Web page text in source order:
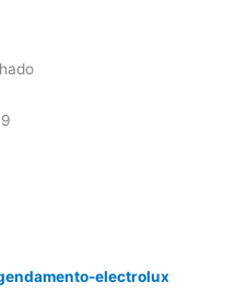
electrolux